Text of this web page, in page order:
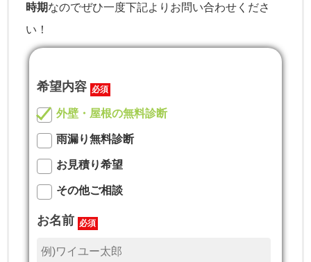
時期なのでぜひ一度下記よりお問い合わせくださ
い！
希望内容 必須
外壁・屋根の無料診断
雨漏り無料診断
お見積り希望
その他ご相談
お名前 必須